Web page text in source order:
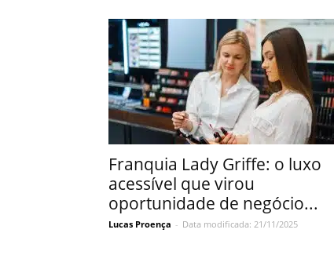
de
Sucesso
Franquia Lady Griffe: o luxo
acessível que virou
oportunidade de negócio...
Lucas Proença - Data modificada: 21/11/2025